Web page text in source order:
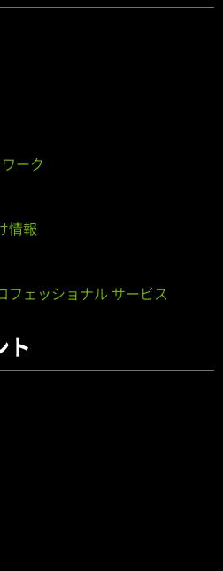
ーク
情報
フェッショナル サービス
ト